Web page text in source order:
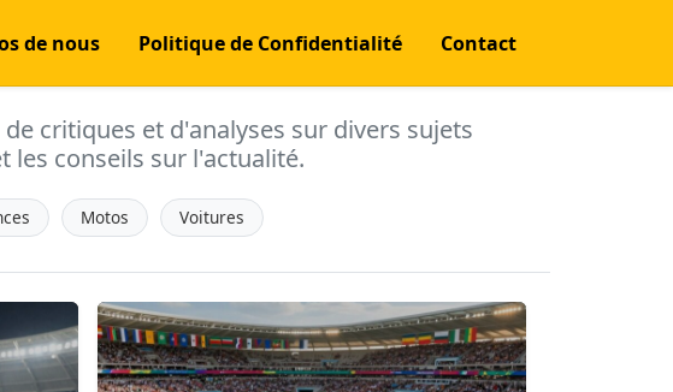
de nous Politique de Confidentialité Contact
critiques et d'analyses sur divers sujets
les conseils sur l'actualité.
Motos Voitures